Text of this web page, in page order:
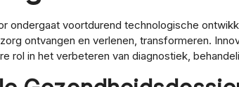
ondergaat voortdurend technologische
ontvangen en verlenen, transformeren.
rol in het verbeteren van diagnostiek,